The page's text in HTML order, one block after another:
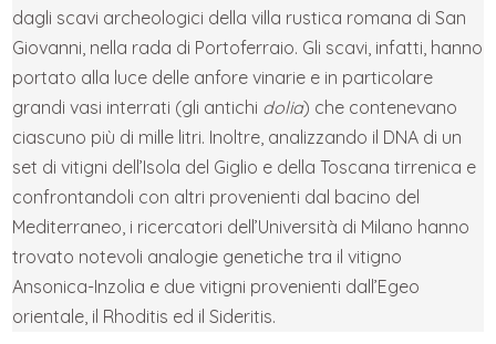
dagli scavi archeologici della villa rustica romana di San
Giovanni, nella rada di Portoferraio. Gli scavi, infatti, hanno
portato alla luce delle anfore vinarie e in particolare
grandi vasi interrati (gli antichi dolia) che contenevano
ciascuno più di mille litri. Inoltre, analizzando il DNA di un
set di vitigni dell’Isola del Giglio e della Toscana tirrenica e
confrontandoli con altri provenienti dal bacino del
Mediterraneo, i ricercatori dell’Università di Milano hanno
trovato notevoli analogie genetiche tra il vitigno
Ansonica-Inzolia e due vitigni provenienti dall’Egeo
orientale, il Rhoditis ed il Sideritis.